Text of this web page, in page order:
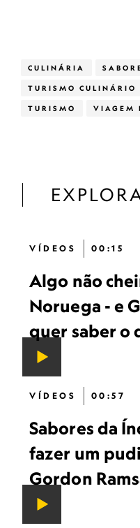
CULINÁRIA
TURISMO CULINÁRIO
TURISMO VIAGEM
VÍDEOS 00:15
Algo não
Noruega - e
quer saber o
VÍDEOS 00:57
Sabores da
fazer um
Gordon